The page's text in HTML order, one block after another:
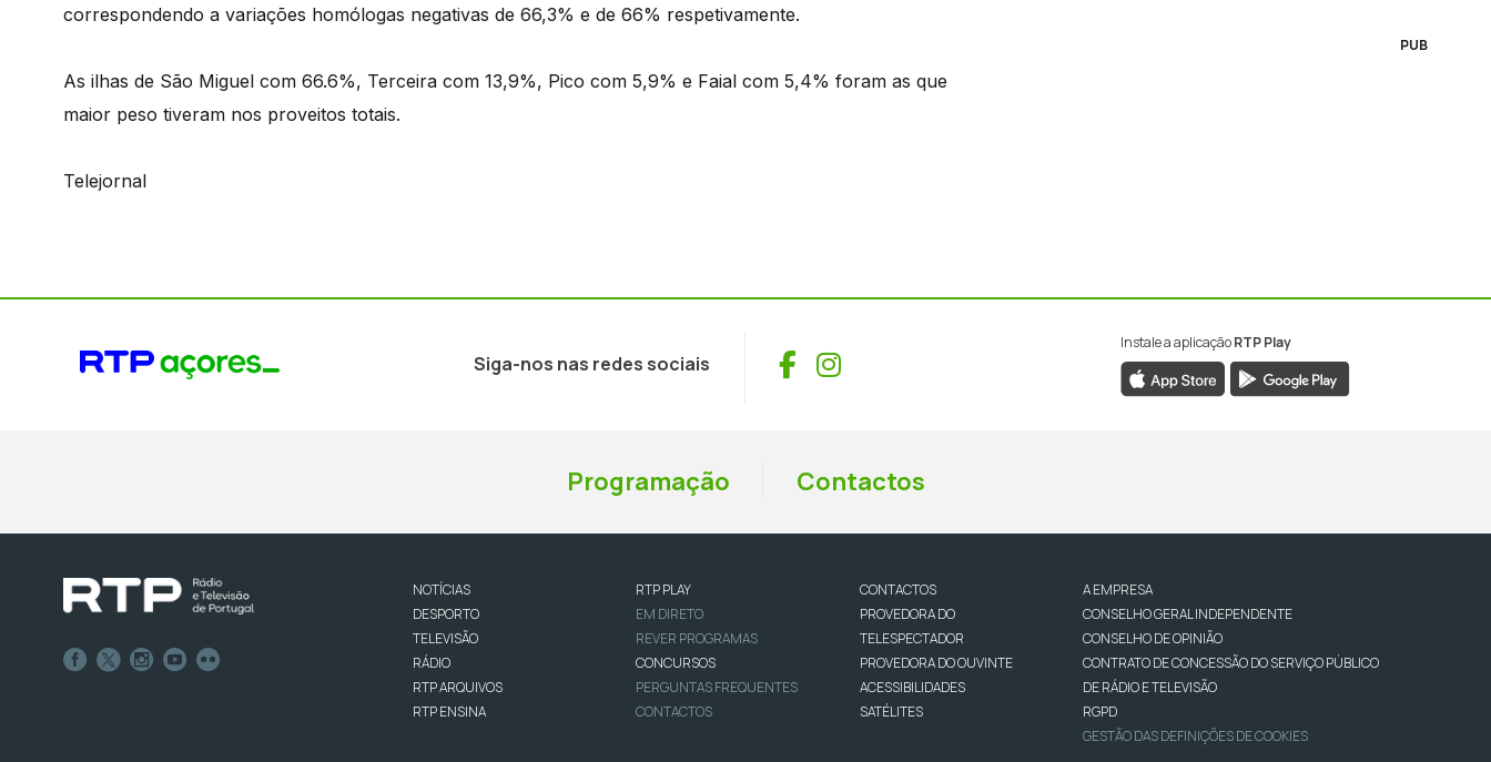
correspondendo a variações homólogas negativas de 66,3% e de 66% respetivamente.
As ilhas de São Miguel com 66.6%, Terceira com 13,9%, Pico com 5,9% e Faial com 5,4% foram as que
maior peso tiveram nos proveitos totais.
Telejornal
PUB
Siga-nos nas redes sociais Facebook
Instagram
Instale a aplicaçãoRTP Play
Programação Contactos
NOTÍCIAS
DESPORTO
TELEVISÃO
RÁDIO
RTP ARQUIVOS
RTP ENSINA
RTP PLAY
EM DIRETO
REVER PROGRAMAS
CONCURSOS
PERGUNTAS FREQUENTES
CONTACTOS
CONTACTOS
PROVEDORA DO
TELESPECTADOR
PROVEDORA DO OUVINTE
ACESSIBILIDADES
SATÉLITES
A EMPRESA
CONSELHO GERAL INDEPENDENTE
CONSELHO DE OPINIÃO
CONTRATO DE CONCESSÃO DO SERVIÇO PÚBLICO
DE RÁDIO E TELEVISÃO
RGPD
GESTÃO DAS DEFINIÇÕES DE COOKIES